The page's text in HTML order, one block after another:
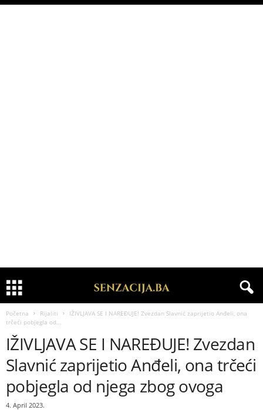
Početna Rijaliti
IŽIVLJAVA SE I NAREĐUJE! Zvezdan Slavnić zaprijetio Anđeli, ona
trčeći pobjegla od...
IŽIVLJAVA SE I NAREĐUJE! Zvezdan
Slavnić zaprijetio Anđeli, ona trčeći
pobjegla od njega zbog ovoga
4. April 2023.